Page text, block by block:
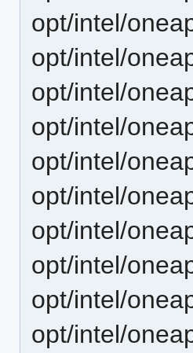
opt/intel/
opt/intel/
opt/intel/
opt/intel/
opt/intel/
opt/intel/
opt/intel/
opt/intel/
opt/intel/
opt/intel/